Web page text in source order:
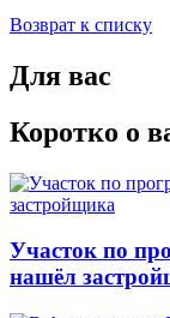
Возврат к списку
Для вас
Коротко о
Участок по
нашёл